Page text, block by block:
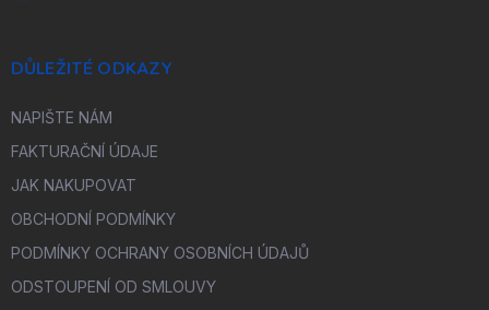
DŮLEŽITÉ ODKAZY
NAPIŠTE NÁM
FAKTURAČNÍ ÚDAJE
JAK NAKUPOVAT
OBCHODNÍ PODMÍNKY
PODMÍNKY OCHRANY OSOBNÍCH ÚDAJŮ
ODSTOUPENÍ OD SMLOUVY